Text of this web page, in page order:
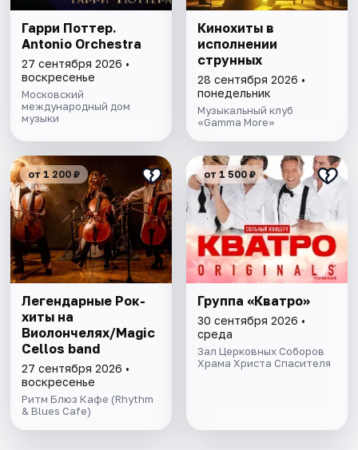
Гарри Поттер.
Antonio Orchestra
27 сентября 2026 •
воскресенье
Московский
международный дом
музыки
Кинохиты в
исполнении
струнных
28 сентября 2026 •
понедельник
Музыкальный клуб
«Gamma More»
от 1 200 ₽
Легендарные Рок-
хиты на
Виолончелях/Magic
Cellos band
27 сентября 2026 •
воскресенье
Ритм Блюз Кафе (Rhythm
& Blues Cafe)
от 1 500 ₽
Группа «Кватро»
30 сентября 2026 •
среда
Зал Церковных Соборов
Храма Христа Спасителя